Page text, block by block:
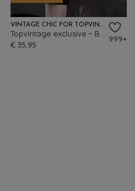
VINTAGE CHIC FOR TOPVINTAGE
€ 35,95
999+